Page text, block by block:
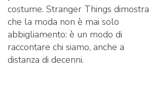
costume. Stranger Things dimostra
che la moda non è mai solo
abbigliamento: è un modo di
raccontare chi siamo, anche a
distanza di decenni.